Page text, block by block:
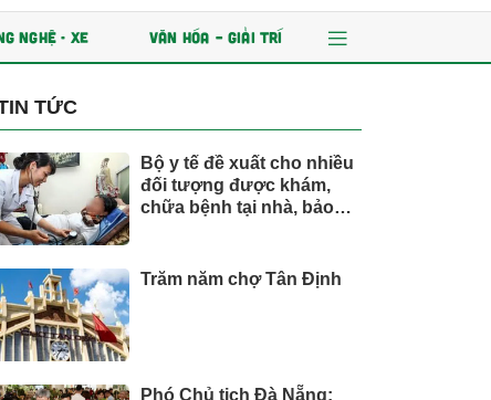
NGHỆ - XE VĂN HÓA – GIẢI TRÍ
TỨC
Bộ y tế đề xuất cho nhiều
đối tượng được khám,
chữa bệnh tại nhà, bảo
Trăm năm chợ Tân Định
Phó Chủ tịch Đà Nẵng: